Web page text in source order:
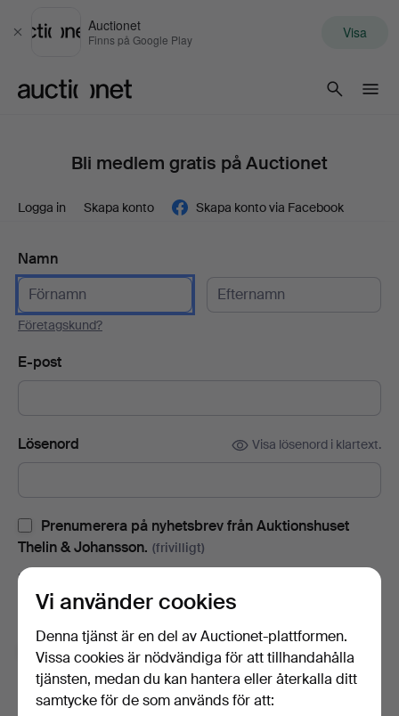
Stäng
Auctionet
Finns på Google Play Visa
Bli medlem gratis på Auctionet
Logga in Skapa konto Skapa konto via Facebook
Namn
Företagskund?
E-post
Lösenord Visa lösenord i klartext.
Prenumerera på nyhetsbrev från Auktionshuset
Thelin & Johansson. (frivilligt)
Med bl.a. auktionskataloger, inbjudningar till evenemang och
nyheter. Om du ångrar dig kan du enkelt avsluta
prenumerationen.
Prenumerera på Auctionets nyhetsbrev. (frivilligt)
Med bl.a. experttips, utvalda föremål och inspiration. Om du
ångrar dig kan du enkelt avsluta prenumerationen.
Vi använder cookies
Denna tjänst är en del av Auctionet-plattformen.
Vissa cookies är nödvändiga för att tillhandahålla
tjänsten, medan du kan hantera eller återkalla ditt
samtycke för de som används för att: